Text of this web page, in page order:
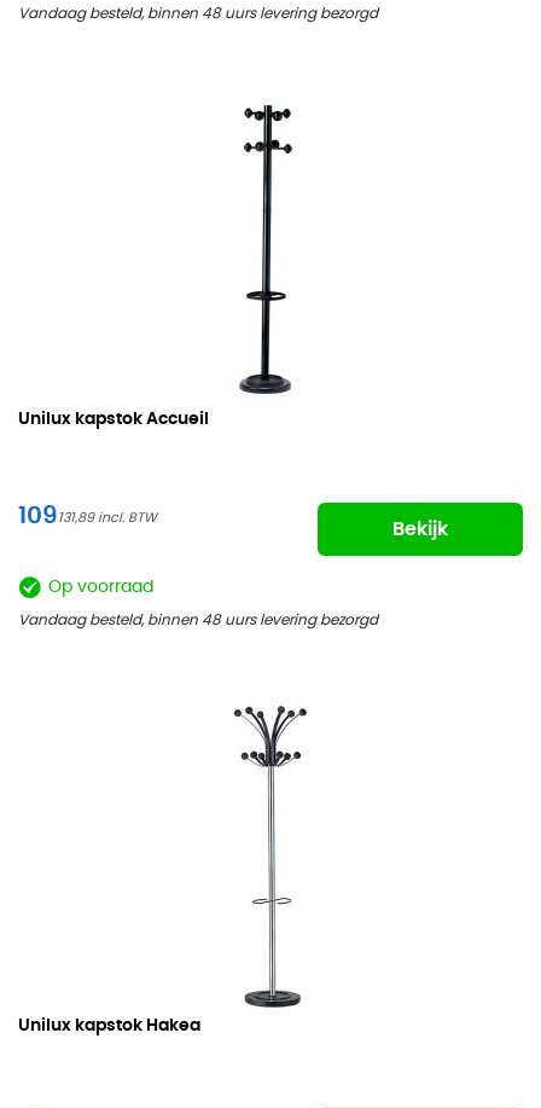
Vandaag besteld, binnen 48 uurs levering bezorgd
Unilux kapstok Accueil
109131,89
Bekijk
Op voorraad
Vandaag besteld, binnen 48 uurs levering bezorgd
Unilux kapstok Hakea